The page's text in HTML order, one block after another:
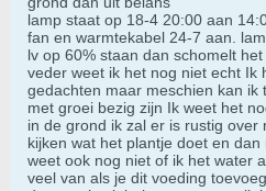
lamp staat op 18-4 20:00 aan
fan en warmtekabel 24-7 aan.
lv op 60% staan dan schomelt
veder weet ik het nog niet echt Ik
gedachten maar meschien kan ik
met groei bezig zijn Ik weet het
in de grond ik zal er is rustig over
kijken wat het plantje doet en
weet ook nog niet of ik het water
veel van als je dit voeding